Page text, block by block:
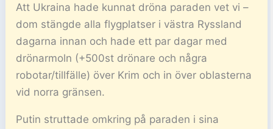
Att Ukraina hade kunnat dröna paraden vet vi –
dom stängde alla flygplatser i västra Ryssland
dagarna innan och hade ett par dagar med
drönarmoln (+500st drönare och några
robotar/tillfälle) över Krim och in över oblasterna
vid norra gränsen.
Putin struttade omkring på paraden i sina